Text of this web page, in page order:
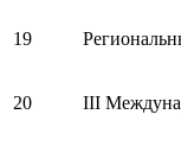
19
20 III